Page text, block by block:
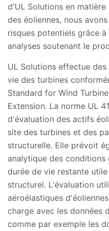
d'UL Solutions en
des éoliennes, nous
risques potentiels grâce
analyses soutenant le
UL Solutions effectue
vie des turbines
Standard for Wind
Extension. La norme UL
d'évaluation des actifs
site des turbines et des
structurelle. Elle prévoit
analytique des
durée de vie restante
structurel. L'évaluation
aéroélastiques
charge avec les données
comme par exemple les